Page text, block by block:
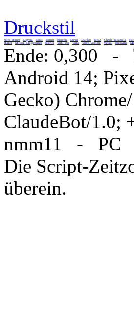
Druckstil
Vatra_Dornei Zugreni Rarau Barnar Brosteni Durau Ceahlau Bicaz Cheile_Bicazului
Humor
Mitocul_Dragomirnei Bistrita Vadu_Izei Vama Valea_Viseului Medias Bucovina
Ende: 0,300 -
Android 14;
Gecko)
ClaudeBot/1.0;
nmm11 - PC
Die Script-
überein.